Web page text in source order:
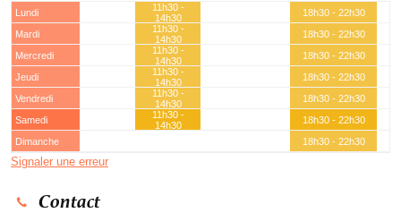
Lundi
11h30 -
14h30
18h30 - 22h30
Mardi
11h30 -
14h30
18h30 - 22h30
Mercredi
11h30 -
14h30
18h30 - 22h30
Jeudi
11h30 -
14h30
18h30 - 22h30
Vendredi
11h30 -
14h30
18h30 - 22h30
Samedi
11h30 -
14h30
18h30 - 22h30
Dimanche
18h30 - 22h30
Signaler une erreur
Contact